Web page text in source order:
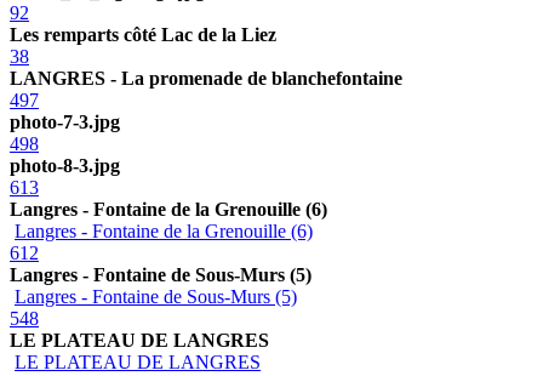
92
Les remparts côté Lac de la Liez
38
LANGRES - La promenade de blanchefontaine
497
photo-7-3.jpg
498
photo-8-3.jpg
613
Langres - Fontaine de la Grenouille (6)
Langres - Fontaine de la Grenouille (6)
612
Langres - Fontaine de Sous-Murs (5)
Langres - Fontaine de Sous-Murs (5)
548
LE PLATEAU DE LANGRES
LE PLATEAU DE LANGRES